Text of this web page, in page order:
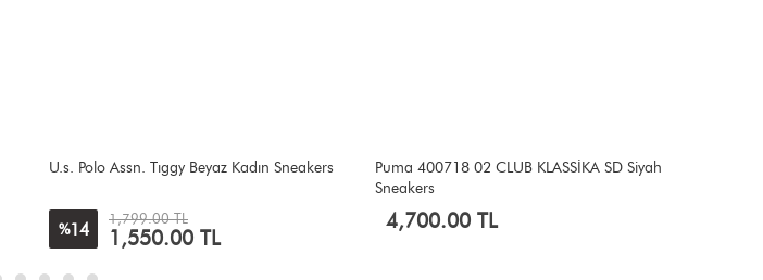
Puma 400718 02 CLUB KLASSİKA SD Siyah
4,700.00 TL
Puma 400368 02 COURT LALLY SKYE Siyah
Sneakers
%20
4,700.00 TL